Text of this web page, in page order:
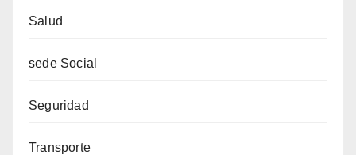
Salud
sede Social
Seguridad
Transporte